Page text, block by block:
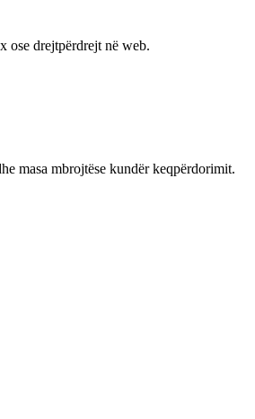
ose drejtpërdrejt në web.
masa mbrojtëse kundër keqpërdorimit.